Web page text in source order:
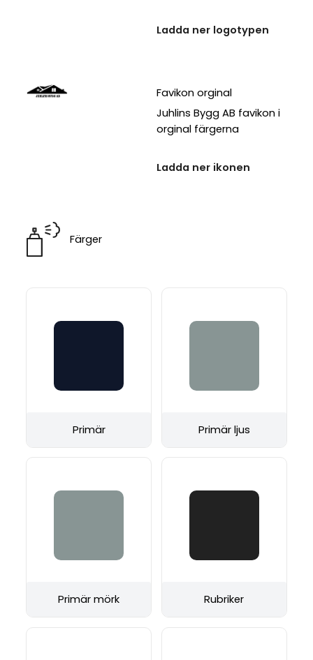
Ladda ner logotypen
Favikon orginal
Juhlins Bygg AB favikon i
orginal färgerna
Ladda ner ikonen
Färger
Primär Primär ljus
Primär mörk Rubriker